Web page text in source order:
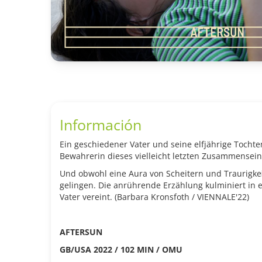
Información
Ein geschiedener Vater und seine elfjährige
Bewahrerin dieses vielleicht letzten
Und obwohl eine Aura von Scheitern und
gelingen. Die anrührende Erzählung kulminiert in
Vater vereint. (Barbara Kronsfoth / VIENNALE'22)
AFTERSUN
GB/USA 2022 / 102 MIN / OMU